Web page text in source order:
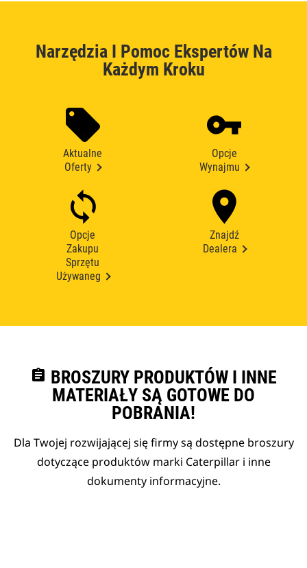
Narzędzia I Pomoc Ekspertów Na
Każdym Kroku
Aktualne
Oferty
Opcje
Wynajmu
Opcje
Zakupu
Sprzętu
Używaneg
Znajdź
Dealera
assignment BROSZURY PRODUKTÓW I INNE
MATERIAŁY SĄ GOTOWE DO
POBRANIA!
Dla Twojej rozwijającej się firmy są dostępne broszury
dotyczące produktów marki Caterpillar i inne
dokumenty informacyjne.